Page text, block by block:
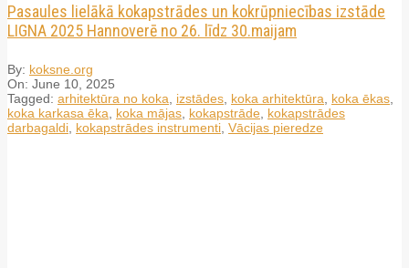
Pasaules lielākā kokapstrādes un kokrūpniecības izstāde
LIGNA 2025 Hannoverē no 26. līdz 30.maijam
By: koksne.org
On: June 10, 2025
Tagged: arhitektūra no koka izstādes koka arhitektūra koka ēkas
koka karkasa ēka
koka mājas kokapstrāde kokapstrādes
darbagaldi kokapstrādes instrumenti Vācijas pieredze